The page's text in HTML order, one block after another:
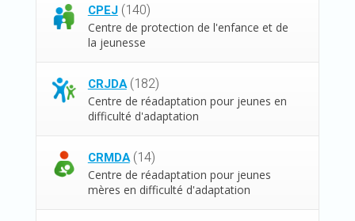
CPEJ (140)
Centre de protection de l'enfance et de
la jeunesse
CRJDA (182)
Centre de réadaptation pour jeunes en
difficulté d'adaptation
CRMDA (14)
Centre de réadaptation pour jeunes
mères en difficulté d'adaptation